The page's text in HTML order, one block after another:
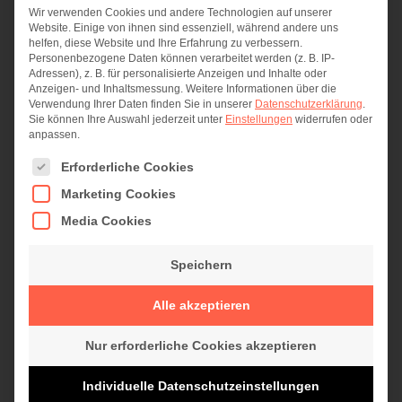
Glückwunsch zum Sophos Certified
Engineer
Teams. Dies sichert nicht nur den hohen
Qualitätsstandard unserer angebotenen
Leistungen im Sinne unserer Kunden, sondern
Wir verwenden Cookies und andere Technologien auf unserer
Website. Einige von ihnen sind essenziell, während andere uns
helfen, diese Website und Ihre Erfahrung zu verbessern.
Personenbezogene Daten können verarbeitet werden (z. B. IP-
Adressen), z. B. für personalisierte Anzeigen und Inhalte oder
Anzeigen- und Inhaltsmessung. Weitere Informationen über die
Verwendung Ihrer Daten finden Sie in unserer Datenschutzerklärung.
Sie können Ihre Auswahl jederzeit unter Einstellungen widerrufen oder
anpassen.
Es folgt eine Liste der Service-Gruppen, für die eine
Erforderliche Cookies
Marketing Cookies
Media Cookies
Speichern
Alle akzeptieren
Nur erforderliche Cookies akzeptieren
Individuelle Datenschutzeinstellungen